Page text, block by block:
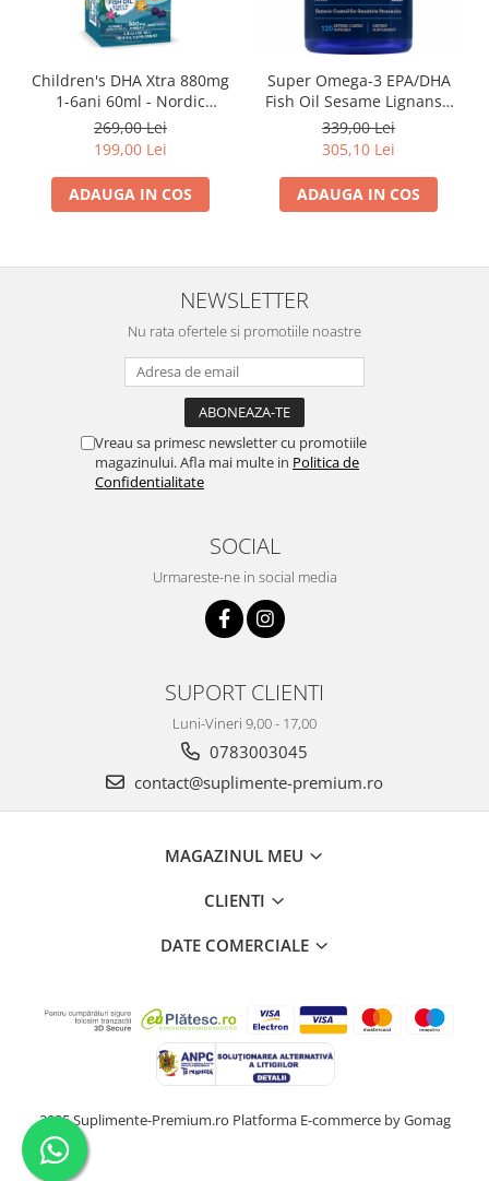
Children's DHA Xtra 880mg
1-6ani 60ml - Nordic
Naturals
269,00 Lei
199,00 Lei
ADAUGA IN COS
Super Omega-3 EPA/DHA
Fish Oil Sesame Lignans&
Olive Extract 120cps for
Sensitive Stomachs - Life
339,00 Lei
305,10 Lei
ADAUGA IN COS
NEWSLETTER
Nu rata ofertele si promotiile noastre
Vreau sa primesc newsletter cu promotiile
magazinului. Afla mai multe in Politica de
Confidentialitate
SOCIAL
Urmareste-ne in social media
SUPORT CLIENTI
Luni-Vineri 9,00 - 17,00
0783003045
contact@suplimente-premium.ro
MAGAZINUL MEU
CLIENTI
DATE COMERCIALE
2025 Suplimente-Premium.ro Platforma E-commerce by Gomag